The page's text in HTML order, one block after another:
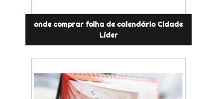
onde comprar folha de calendário Cidade
Líder